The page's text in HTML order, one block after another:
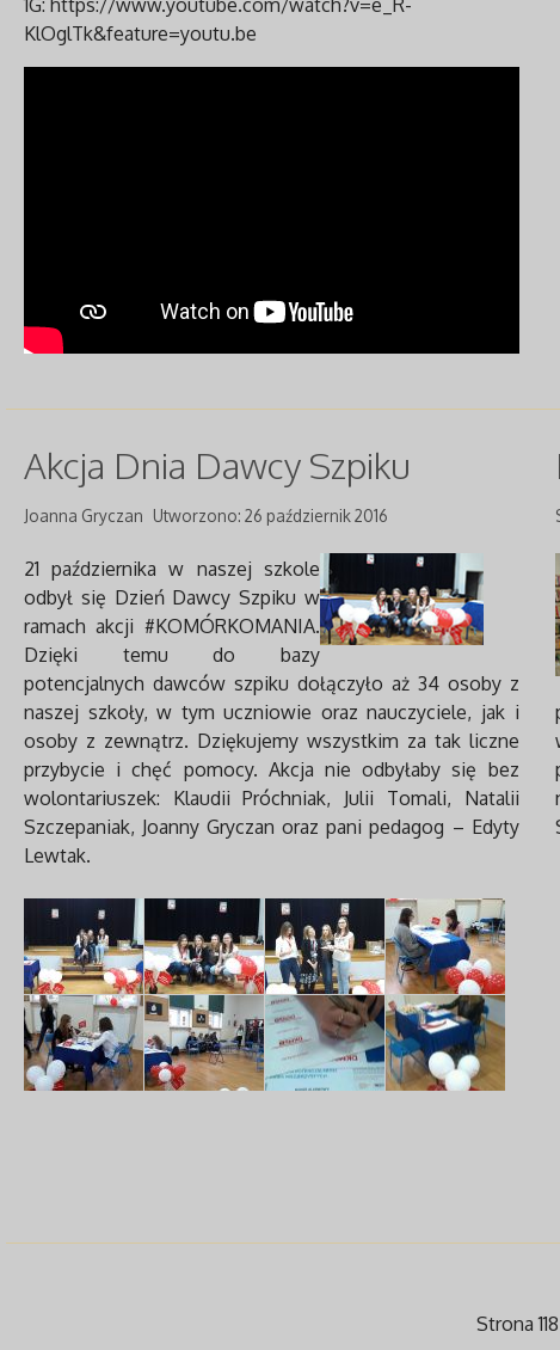
KlOglTk&feature=youtu.be
Akcja Dnia Dawcy Szpiku
Joanna Gryczan Utworzono: 26 październik 2016
21 października w naszej szkole
odbył się Dzień Dawcy Szpiku w
ramach akcji #KOMÓRKOMANIA.
Dzięki temu do bazy
potencjalnych dawców szpiku dołączyło aż 34 osoby z
naszej szkoły, w tym uczniowie oraz nauczyciele, jak i
osoby z zewnątrz. Dziękujemy wszystkim za tak liczne
przybycie i chęć pomocy. Akcja nie odbyłaby się bez
wolontariuszek: Klaudii Próchniak, Julii Tomali, Natalii
Szczepaniak, Joanny Gryczan oraz pani pedagog – Edyty
Lewtak.
Strona 118